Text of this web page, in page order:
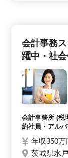
＜中高年活
ある方を歓迎
りましょう
柔軟な働き方
会計事務
躍中・社会
会計事務所 (税
約社員・アル
年収350
茨城県水